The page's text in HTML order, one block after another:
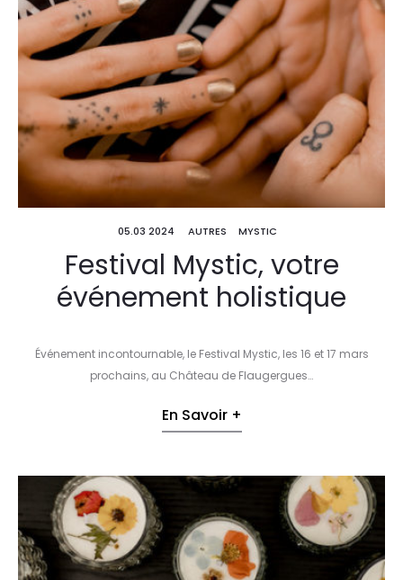
05.03 2024 AUTRES MYSTIC
Festival Mystic, votre
événement holistique
Événement incontournable, le Festival Mystic, les 16 et 17 mars
prochains, au Château de Flaugergues…
En Savoir +